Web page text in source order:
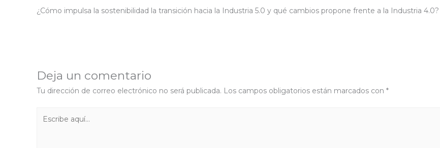
¿Cómo impulsa la sostenibilidad la transición hacia la Industria 5.0 y qué cambios propone frente a la Industria 4.0?
Deja un comentario
Tu dirección de correo electrónico no será publicada. Los campos obligatorios están marcados con *
aquí...